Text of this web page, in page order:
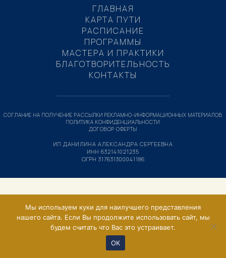
ГЛАВНАЯ
КАРТА ПУТИ
РАСПИСАНИЕ
ПРОГРАММЫ
МАСТЕРА И ПРАКТИКИ
БЛАГОТВОРИТЕЛЬНОСТЬ
КОНТАКТЫ
ИП ДАНИЛИНА АЛЕКСАНДРА СЕРГЕЕВНА
ИНН 632141021235
ОГРН 317631300041186
СОГЛАНИЕ НА ПОЛУЧЕНИЕ РАССЫЛКИ РЕКЛАМНО-ИНФОРМАЦИОННЫХ МАТЕРИАЛОВ
ПОЛИТИКА КОНФИДЕНЦИАЛЬНОСТИ
ДОГОВОР ОФЕРТЫ
Мы используем куки для наилучшего представления
нашего сайта. Если Вы продолжите использовать сайт, мы
будем считать что Вас это устраивает.
ОК